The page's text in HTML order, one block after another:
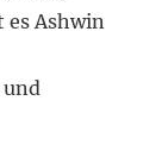
es Ashwin